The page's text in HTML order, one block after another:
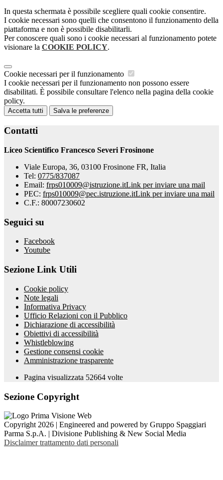
In questa schermata è possibile scegliere quali cookie consentire.
I cookie necessari sono quelli che consentono il funzionamento della
piattaforma e non è possibile disabilitarli.
Per conoscere quali sono i cookie necessari al funzionamento potete
visionare la COOKIE POLICY.
Cookie necessari per il funzionamento
I cookie necessari per il funzionamento non possono essere
disabilitati. È possibile consultare l'elenco nella pagina della cookie
policy.
Accetta tutti Salva le preferenze
Contatti
Liceo Scientifico Francesco Severi Frosinone
Viale Europa, 36, 03100 Frosinone FR, Italia
Tel: 0775/837087
Email: frps010009@istruzione.itLink per inviare una mail
PEC: frps010009@pec.istruzione.itLink per inviare una mail
C.F.: 80007230602
Seguici su
Facebook
Youtube
Sezione Link Utili
Cookie policy
Note legali
Informativa Privacy
Ufficio Relazioni con il Pubblico
Dichiarazione di accessibilità
Obiettivi di accessibilità
Whistleblowing
Gestione consensi cookie
Amministrazione trasparente
Pagina visualizzata 52664 volte
Sezione Copyright
Copyright 2026 | Engineered and powered by Gruppo Spaggiari
Parma S.p.A. | Divisione Publishing & New Social Media
Disclaimer trattamento dati personali